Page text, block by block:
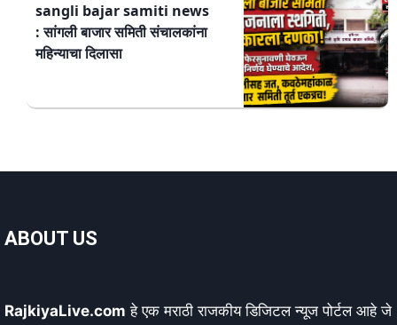
sangli bajar samiti news
: सांगली बाजार समिती संचालकांना
महिन्याचा दिलासा
ABOUT US
RajkiyaLive.com हे एक मराठी राजकीय डिजिटल न्यूज पोर्टल आहे जे